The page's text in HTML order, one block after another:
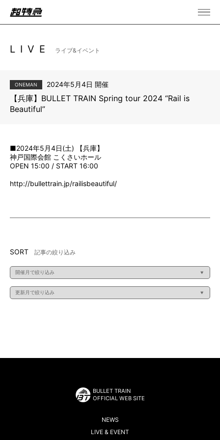
LIVE ライブ&イベント
ONEMAN 2024年5月4日 開催
【兵庫】BULLET TRAIN Spring tour 2024 “Rail is
Beautiful”
■2024年5月4日(土) 【兵庫】
神戸国際会館 こくさいホール
OPEN 15:00 / START 16:00
http://bullettrain.jp/railisbeautiful/
SORT 記事の絞り込み
BULLET TRAIN
OFFICIAL WEB SITE
NEWS
LIVE & EVENT